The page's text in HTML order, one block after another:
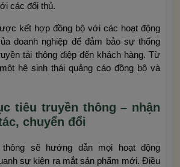
các đối thủ.
kết hợp đồng bộ với các hoạt động
doanh nghiệp để đảm bảo sự thống
tải thông điệp đến khách hàng. Từ
hệ sinh thái quảng cáo đồng bộ và
tiêu truyền thông – nhận
chuyển đổi
sẽ hướng dẫn mọi hoạt động
sự kiện ra mắt sản phẩm mới. Điều